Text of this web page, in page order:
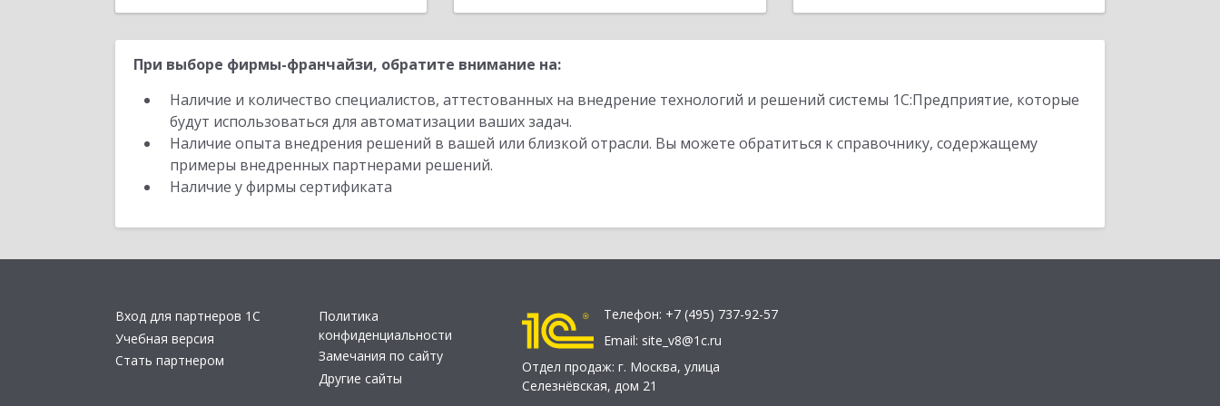
При выборе фирмы-франчайзи, обратите внимание на:
Наличие и количество специалистов, аттестованных на внедрение технологий и решений системы 1С:Предприятие, которые
будут использоваться для автоматизации ваших задач.
Наличие опыта внедрения решений в вашей или близкой отрасли. Вы можете обратиться к справочнику, содержащему
примеры внедренных партнерами решений.
Наличие у фирмы сертификата
Вход для партнеров 1С
Учебная версия
Стать партнером
Политика
конфиденциальности
Замечания по сайту
Другие сайты
Телефон: +7 (495) 737-92-57
Email: site_v8@1c.ru
Отдел продаж: г. Москва, улица
Селезнёвская, дом 21